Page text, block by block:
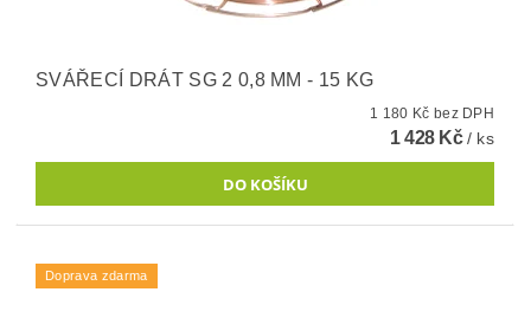
SVÁŘECÍ DRÁT SG 2 0,8 MM - 15 KG
1 180 Kč bez DPH
1 428 Kč/ ks
Doprava zdarma